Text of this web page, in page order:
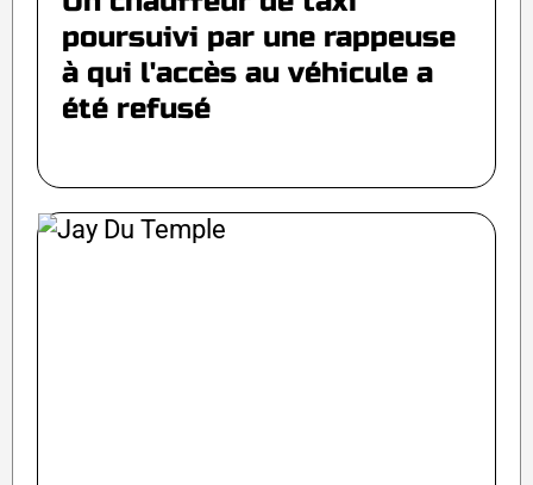
poursuivi par une rappeuse
à qui l'accès au véhicule a
été refusé